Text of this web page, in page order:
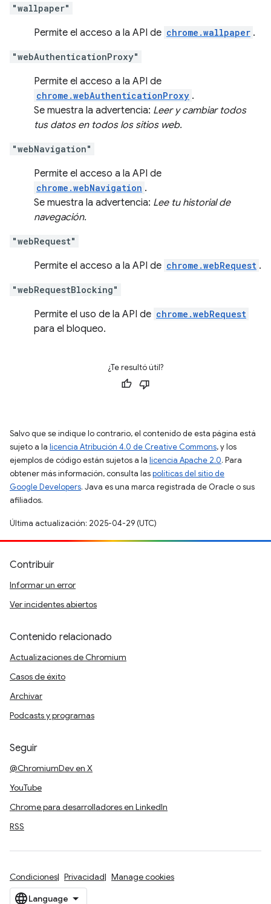
"wallpaper"
Permite el acceso a la API de chrome.wallpaper .
"webAuthenticationProxy"
Permite el acceso a la API de
chrome.webAuthenticationProxy .
Se muestra la advertencia: Leer y cambiar todos
tus datos en todos los sitios web.
"webNavigation"
Permite el acceso a la API de
chrome.webNavigation .
Se muestra la advertencia: Lee tu historial de
navegación.
"webRequest"
Permite el acceso a la API de chrome.webRequest .
"webRequestBlocking"
Permite el uso de la API de chrome.webRequest
para el bloqueo.
¿Te resultó útil?
Salvo que se indique lo contrario, el contenido de esta página está
sujeto a la licencia Atribución 4.0 de Creative Commons, y los
ejemplos de código están sujetos a la licencia Apache 2.0. Para
obtener más información, consulta laspolíticas del sitio de
Google Developers. Java es una marca registrada de Oracle o sus
afiliados.
Última actualización: 2025-04-29 (UTC)
Contribuir
Informar un error
Ver incidentes abiertos
Contenido relacionado
Actualizaciones de Chromium
Casos de éxito
Archivar
Podcasts y programas
Seguir
@ChromiumDev en X
YouTube
Chrome para desarrolladores en LinkedIn
RSS
Condiciones Privacidad Manage cookies